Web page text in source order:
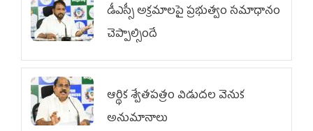
డీఎస్సీ అక్రమాలపై ప్రభుత్వం సమాధానం
చెప్పాల్సిందే
ఆర్థిక శ్వేతపత్రం విడుదల వెనుక
అనుమానాలు